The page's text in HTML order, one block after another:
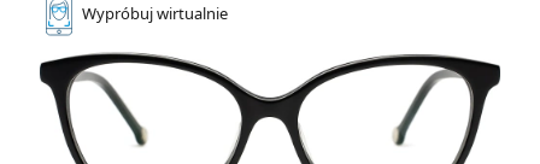
Wypróbujwirtualnie